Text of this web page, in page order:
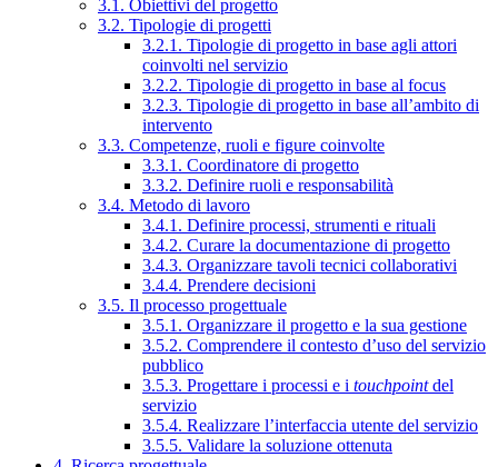
3.1. Obiettivi del progetto
3.2. Tipologie di progetti
3.2.1. Tipologie di progetto in base agli attori
coinvolti nel servizio
3.2.2. Tipologie di progetto in base al focus
3.2.3. Tipologie di progetto in base all’ambito di
intervento
3.3. Competenze, ruoli e figure coinvolte
3.3.1. Coordinatore di progetto
3.3.2. Definire ruoli e responsabilità
3.4. Metodo di lavoro
3.4.1. Definire processi, strumenti e rituali
3.4.2. Curare la documentazione di progetto
3.4.3. Organizzare tavoli tecnici collaborativi
3.4.4. Prendere decisioni
3.5. Il processo progettuale
3.5.1. Organizzare il progetto e la sua gestione
3.5.2. Comprendere il contesto d’uso del servizio
pubblico
3.5.3. Progettare i processi e i touchpointdel
servizio
3.5.4. Realizzare l’interfaccia utente del servizio
3.5.5. Validare la soluzione ottenuta